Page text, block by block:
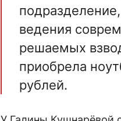
ведения
решаемых
приобрела
рублей.